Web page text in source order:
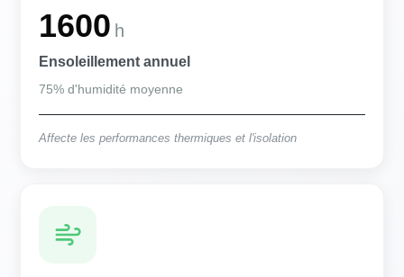
1600 h
Ensoleillement annuel
75% d'humidité moyenne
Affecte les performances thermiques et l'isolation